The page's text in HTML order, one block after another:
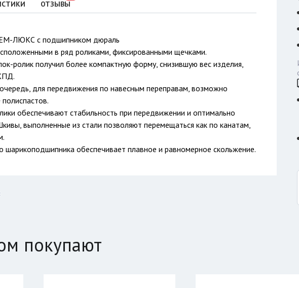
ОТЗЫВЫ
ЛЮКС с подшипником дюраль
в ряд роликами, фиксированными щечками.
ролик получил более компактную форму, снизившую вес изделия,
для передвижения по навесным переправам, возможно
обеспечивают стабильность при передвижении и оптимально
выполненные из стали позволяют перемещаться как по канатам,
шарикоподшипника обеспечивает плавное и равномерное скольжение.
покупают